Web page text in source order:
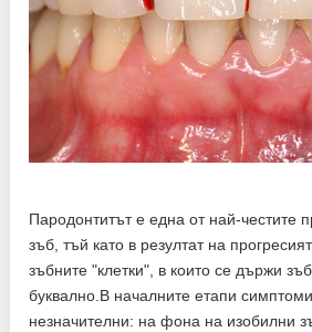
Пародонтитът е една от най-честите
зъб, тъй като в резултат на
зъбните "клетки", в които се държи
буквално.В началните етапи
незначителни: на фона на изобилни